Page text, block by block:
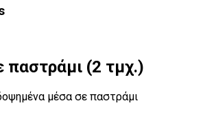
παστράμι (2 τμχ.)
μέσα σε παστράμι